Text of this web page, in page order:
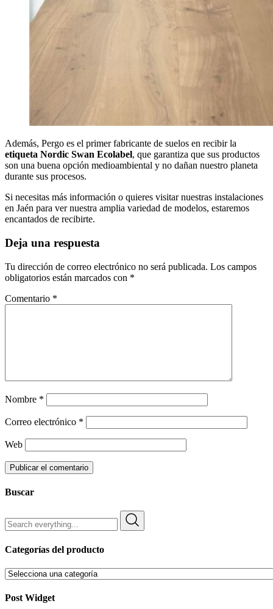
Además, Pergo es el primer fabricante de suelos en recibir la
etiqueta Nordic Swan Ecolabel, que garantiza que sus productos
son una buena opción medioambiental y no dañan nuestro planeta
durante sus procesos.
Si necesitas más información o quieres visitar nuestras instalaciones
en Jaén para ver nuestra amplia variedad de modelos, estaremos
encantados de recibirte.
Deja una respuesta
Tu dirección de correo electrónico no será publicada. Los campos
obligatorios están marcados con *
Comentario *
Nombre *
Correo electrónico *
Web
Buscar
Categorías del producto
Post Widget